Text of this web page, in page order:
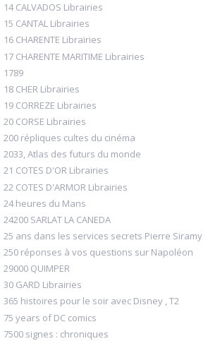
14 CALVADOS Librairies
15 CANTAL Librairies
16 CHARENTE Librairies
17 CHARENTE MARITIME Librairies
1789
18 CHER Librairies
19 CORREZE Librairies
20 CORSE Librairies
200 répliques cultes du cinéma
2033, Atlas des futurs du monde
21 COTES D'OR Librairies
22 COTES D'ARMOR Librairies
24 heures du Mans
24200 SARLAT LA CANEDA
25 ans dans les services secrets Pierre Siramy
250 réponses à vos questions sur Napoléon
29000 QUIMPER
30 GARD Librairies
365 histoires pour le soir avec Disney , T2
75 years of DC comics
7500 signes : chroniques